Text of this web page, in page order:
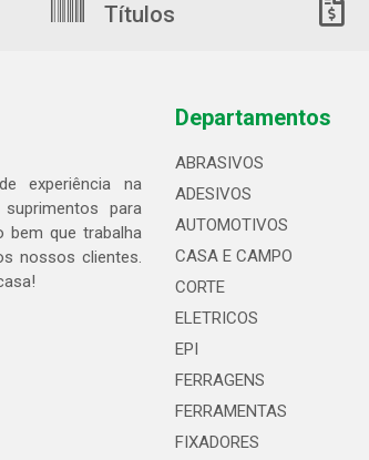
Títulos
experiência na
para
bem que trabalha
nossos clientes.
Departamentos
ABRASIVOS
ADESIVOS
AUTOMOTIVOS
CASA E CAMPO
CORTE
ELETRICOS
EPI
FERRAGENS
FERRAMENTAS
FIXADORES